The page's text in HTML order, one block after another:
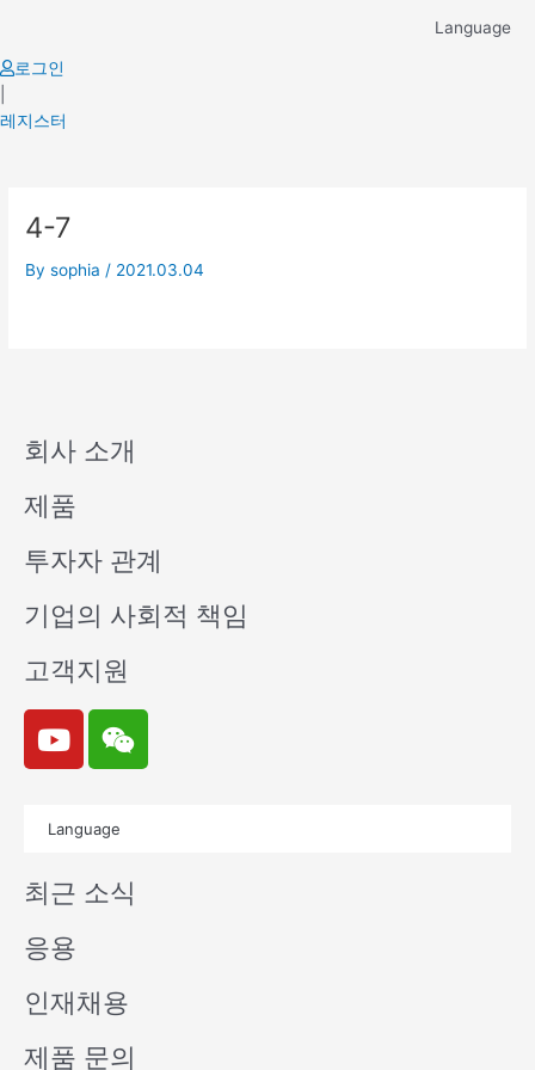
content
Language
로그인
레지스터
4-7
Bysophia / 2021.03.04
회사 소개
제품
투자자 관계
기업의 사회적 책임
고객지원
Y
o
u
e
W
e
i
n
Language
최근 소식
응용
인재채용
제품 문의